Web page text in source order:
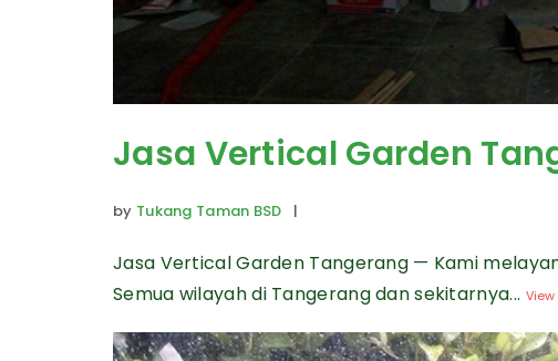
Jasa Vertical Garden
by Tukang Taman BSD |
Jasa Vertical Garden Tangerang — Kami
Semua wilayah di Tangerang dan sekitarnya...